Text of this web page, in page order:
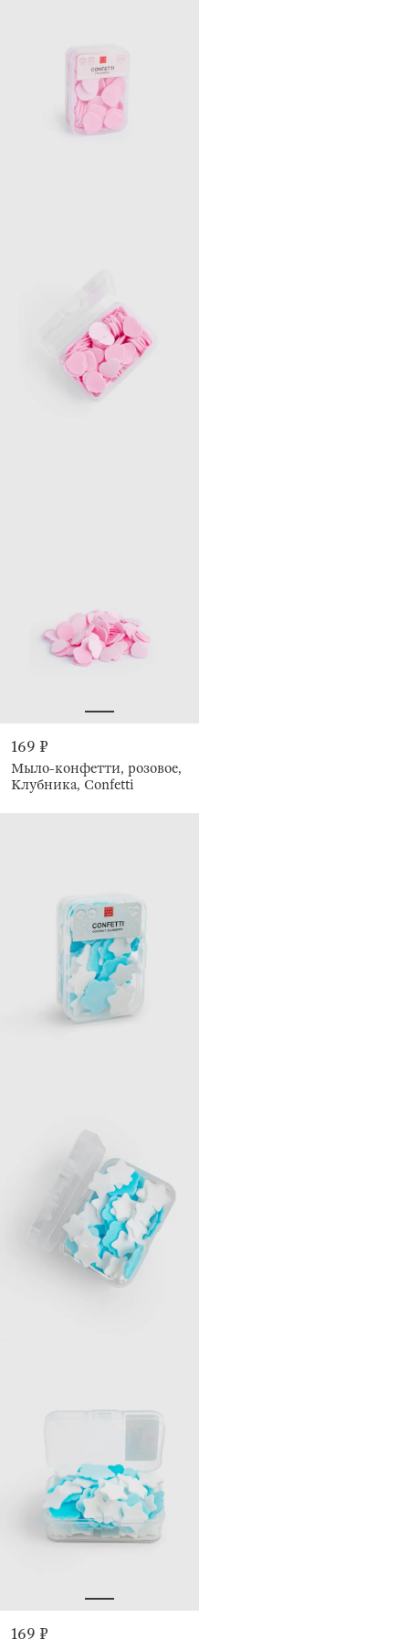
169 ₽
Мыло-конфетти, розовое,
Клубника, Confetti
169 ₽